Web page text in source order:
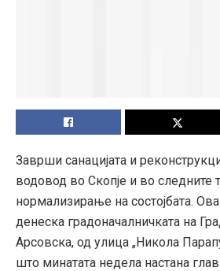
Заврши санацијата и
водовод во Скопје и во следните
нормализирање на состојбата.
денеска градоначалничката на
Арсовска, од улица „Никола
што минатата недела настана